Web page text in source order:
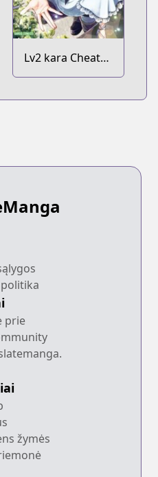
Lv2 kara Cheat
datta
prie
žymės